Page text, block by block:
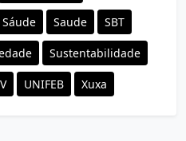
Sáude Saude SBT
Sustentabilidade
UNIFEB Xuxa